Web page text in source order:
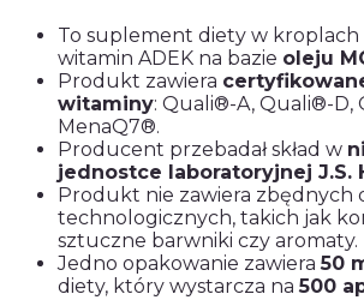
To suplement diety w
witamin ADEK na bazie oleju
Produkt zawiera
witaminy: Quali®-A, Quali®-D,
MenaQ7®.
Producent przebadał skład w
jednostce laboratoryjnej J.S.
Produkt nie zawiera zbędnych
technologicznych, takich jak
sztuczne barwniki czy aromaty.
Jedno opakowanie zawiera50
diety, który wystarcza na500